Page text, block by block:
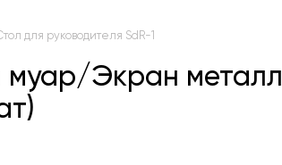
для руководителя SdR-1
муар/Экран металл